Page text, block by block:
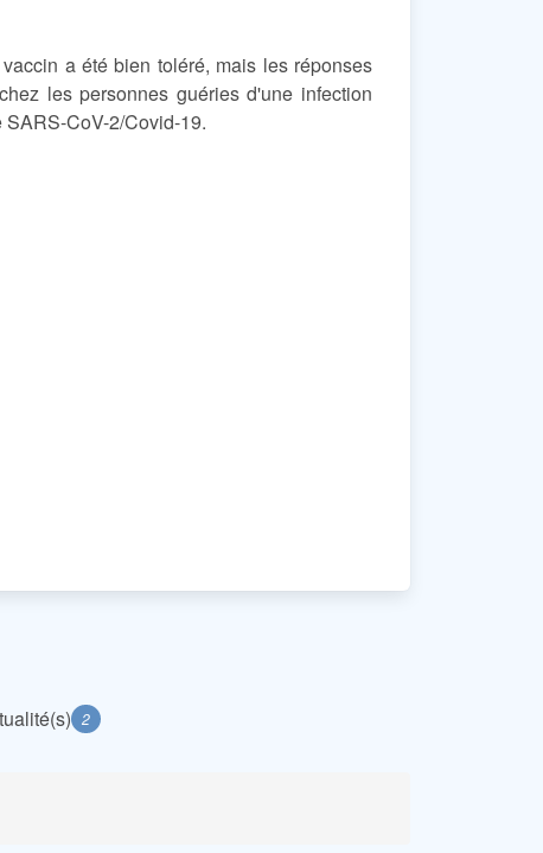
a été bien toléré, mais les réponses
les personnes guéries d'une infection
CoV-2/Covid-19.
2